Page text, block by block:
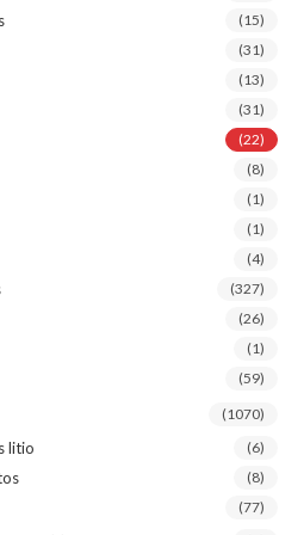
(15)
(31)
(13)
(31)
(22)
(8)
(1)
(1)
(4)
(327)
(26)
(1)
(59)
(1070)
litio (6)
(8)
(77)